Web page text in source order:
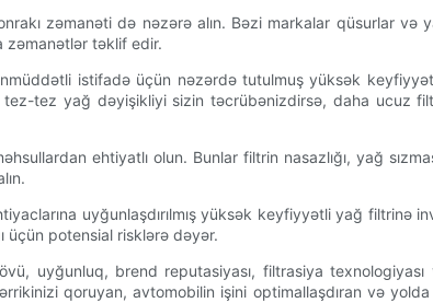
zəmanəti də nəzərə alın. Bəzi markalar qüsurlar
zəmanətlər təklif edir.
istifadə üçün nəzərdə tutulmuş yüksək
tez yağ dəyişikliyi sizin təcrübənizdirsə, daha ucuz
ehtiyatlı olun. Bunlar filtrin nasazlığı, yağ
uyğunlaşdırılmış yüksək keyfiyyətli yağ filtrinə
üçün potensial risklərə dəyər.
uyğunluq, brend reputasiyası, filtrasiya
qoruyan, avtomobilin işini optimallaşdıran və